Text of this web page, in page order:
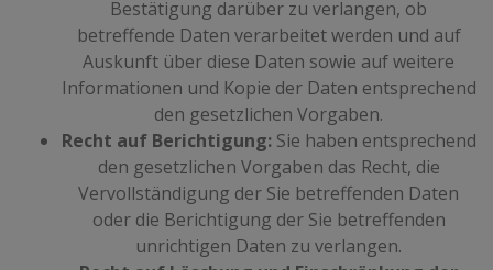
Bestätigung darüber zu verlangen, ob
betreffende Daten verarbeitet werden und auf
Auskunft über diese Daten sowie auf weitere
Informationen und Kopie der Daten entsprechend
den gesetzlichen Vorgaben.
Recht auf Berichtigung:Sie haben entsprechend
den gesetzlichen Vorgaben das Recht, die
Vervollständigung der Sie betreffenden Daten
oder die Berichtigung der Sie betreffenden
unrichtigen Daten zu verlangen.